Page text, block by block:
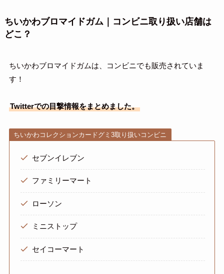
ちいかわブロマイドガム｜コンビニ取り扱い店舗は
どこ？
ちいかわブロマイドガムは、コンビニでも販売されていま
す！
Twitterでの目撃情報をまとめました。
ちいかわコレクションカードグミ3取り扱いコンビニ
セブンイレブン
ファミリーマート
ローソン
ミニストップ
セイコーマート